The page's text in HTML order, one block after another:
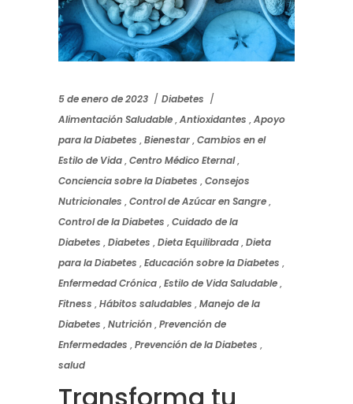
5 de enero de 2023
Diabetes
Alimentación Saludable,Antioxidantes ,Apoyo
para la Diabetes ,Bienestar,Cambios en el
Estilo de Vida,Centro Médico Eternal,
Conciencia sobre la Diabetes ,Consejos
Nutricionales ,Control de Azúcar en Sangre,
Control de la Diabetes ,Cuidado de la
Diabetes ,Diabetes ,Dieta Equilibrada,Dieta
para la Diabetes ,Educación sobre la Diabetes ,
Enfermedad Crónica,Estilo de Vida Saludable,
Fitness ,Hábitos saludables ,Manejo de la
Diabetes ,Nutrición,Prevención de
Enfermedades ,Prevención de la Diabetes ,
salud